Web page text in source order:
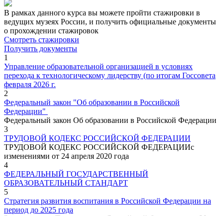
В рамках данного курса вы можете пройти стажировки в
ведущих музеях России, и получить официальные документы
о прохождении стажировок
Смотреть стажировки
Получить документы
1
Управление образовательной организацией в условиях
перехода к технологическому лидерству (по итогам Госсовета
февраля 2026 г.
2
Федеральный закон "Об образовании в Российской
Федерации"
Федеральный закон Об образовании в Российской Федерации
3
ТРУДОВОЙ КОДЕКС РОССИЙСКОЙ ФЕДЕРАЦИИ
ТРУДОВОЙ КОДЕКС РОССИЙСКОЙ ФЕДЕРАЦИИс
изменениями от 24 апреля 2020 года
4
ФЕДЕРАЛЬНЫЙ ГОСУДАРСТВЕННЫЙ
ОБРАЗОВАТЕЛЬНЫЙ СТАНДАРТ
5
Стратегия развития воспитания в Российской Федерации на
период до 2025 года